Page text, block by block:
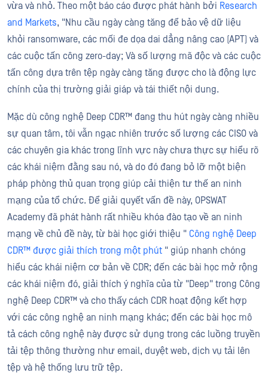
vừa và nhỏ. Theo một báo cáo được phát hành bởi Research
and Markets, "Nhu cầu ngày càng tăng để bảo vệ dữ liệu
khỏi ransomware, các mối đe dọa dai dẳng nâng cao (APT) và
các cuộc tấn công zero-day; Và số lượng mã độc và các cuộc
tấn công dựa trên tệp ngày càng tăng được cho là động lực
chính của thị trường giải giáp và tái thiết nội dung.
Mặc dù công nghệ Deep CDR™ đang thu hút ngày càng nhiều
sự quan tâm, tôi vẫn ngạc nhiên trước số lượng các CISO và
các chuyên gia khác trong lĩnh vực này chưa thực sự hiểu rõ
các khái niệm đằng sau nó, và do đó đang bỏ lỡ một biện
pháp phòng thủ quan trọng giúp cải thiện tư thế an ninh
mạng của tổ chức. Để giải quyết vấn đề này, OPSWAT
Academy đã phát hành rất nhiều khóa đào tạo về an ninh
mạng về chủ đề này, từ bài học giới thiệu " Công nghệ Deep
CDR™ được giải thích trong một phút " giúp nhanh chóng
hiểu các khái niệm cơ bản về CDR; đến các bài học mở rộng
các khái niệm đó, giải thích ý nghĩa của từ "Deep" trong Công
nghệ Deep CDR™ và cho thấy cách CDR hoạt động kết hợp
với các công nghệ an ninh mạng khác; đến các bài học mô
tả cách công nghệ này được sử dụng trong các luồng truyền
tải tệp thông thường như email, duyệt web, dịch vụ tải lên
tệp và hệ thống lưu trữ tệp.